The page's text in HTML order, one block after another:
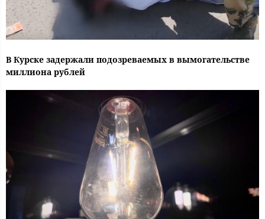
В Курске задержали подозреваемых в вымогательстве
миллиона рублей